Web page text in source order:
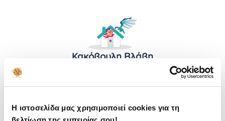
Η ιστοσελίδα μας χρησιμοποιεί cookies για τη
Κακόβουλη Βλάβη
Καλύπτονται οι ζημιές στα ασφαλισμένα αντικείμενα